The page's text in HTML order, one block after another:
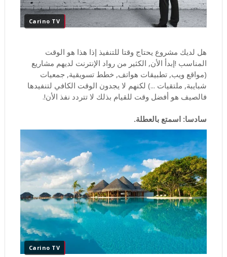
Carino TV
هل لديك مشروع يحتاج وقتا للتنفيذ إذا هذا هو الوقت
المناسب !إبدأ الأن, الكثير من رواد الإنترنت لديهم مشاريع
(مواقع ويب, تطبيقات هواتف, خطط تسويقية, جمعيات
شبايبة, ملتقيات ...) لكنهم لا يجدون الوقت الكافي لتنفيدها
فالصيف هو أفضل وقت للقيام بذلك لا تتردد نفذ الأن!.
سادسا: اسمتع بالعطلة.
Carino TV